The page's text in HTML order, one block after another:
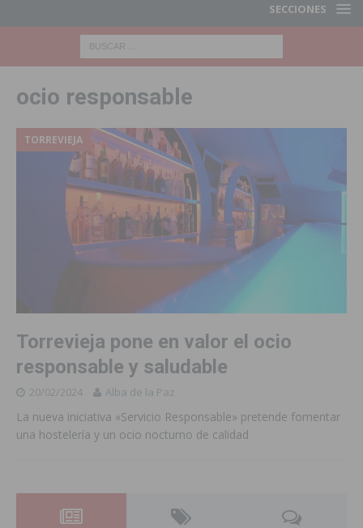
SECCIONES
ocio responsable
TORREVIEJA
Torrevieja pone en valor el ocio
responsable y saludable
20/02/2024 Alba de la Paz
La nueva iniciativa «Servicio Responsable» pretende fomentar
una hostelería y un ocio nocturno de calidad